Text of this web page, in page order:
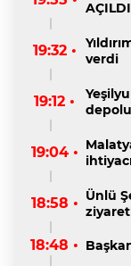
AÇILDI
19:32 •
verdi
19:12 •
19:04 •
18:58 • Ünlü
18:48 •